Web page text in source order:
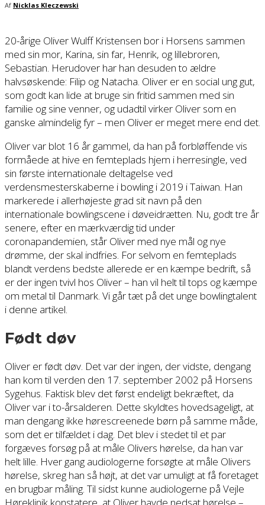
Af Nicklas Kleczewski
20-årige Oliver Wulff Kristensen bor i Horsens sammen
med sin mor, Karina, sin far, Henrik, og lillebroren,
Sebastian. Herudover har han desuden to ældre
halvsøskende: Filip og Natacha. Oliver er en social ung gut,
som godt kan lide at bruge sin fritid sammen med sin
familie og sine venner, og udadtil virker Oliver som en
ganske almindelig fyr – men Oliver er meget mere end det.
Oliver var blot 16 år gammel, da han på forbløffende vis
formåede at hive en femteplads hjem i herresingle, ved
sin første internationale deltagelse ved
verdensmesterskaberne i bowling i 2019 i Taiwan. Han
markerede i allerhøjeste grad sit navn på den
internationale bowlingscene i døveidrætten. Nu, godt tre år
senere, efter en mærkværdig tid under
coronapandemien, står Oliver med nye mål og nye
drømme, der skal indfries. For selvom en femteplads
blandt verdens bedste allerede er en kæmpe bedrift, så
er der ingen tvivl hos Oliver – han vil helt til tops og kæmpe
om metal til Danmark. Vi går tæt på det unge bowlingtalent
i denne artikel.
Født døv
Oliver er født døv. Det var der ingen, der vidste, dengang
han kom til verden den 17. september 2002 på Horsens
Sygehus. Faktisk blev det først endeligt bekræftet, da
Oliver var i to-årsalderen. Dette skyldtes hovedsageligt, at
man dengang ikke hørescreenede børn på samme måde,
som det er tilfældet i dag. Det blev i stedet til et par
forgæves forsøg på at måle Olivers hørelse, da han var
helt lille. Hver gang audiologerne forsøgte at måle Olivers
hørelse, skreg han så højt, at det var umuligt at få foretaget
en brugbar måling. Til sidst kunne audiologerne på Vejle